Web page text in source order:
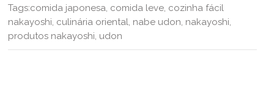
Tags:comida japonesa, comida leve, cozinha fácil
nakayoshi, culinária oriental, nabe udon, nakayoshi,
produtos nakayoshi, udon